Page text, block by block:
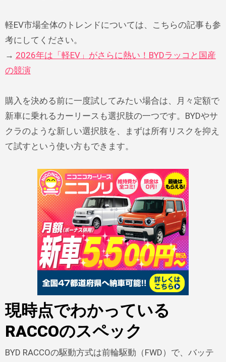
軽EV市場全体のトレンドについては、こちらの記事も参
考にしてください。
→ 2026年は「軽EV」がさらに熱い！BYDラッコと国産
の競演
購入を決める前に一度試してみたい場合は、月々定額で
新車に乗れるカーリースも選択肢の一つです。BYDやサ
クラのような新しい選択肢を、まずは所有リスクを抑え
て試すという使い方もできます。
現時点でわかっている
RACCOのスペック
BYD RACCOの駆動方式は前輪駆動（FWD）で、バッテ